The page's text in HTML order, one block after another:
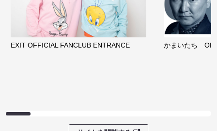
EXIT OFFICIAL FANCLUB ENTRANCE かまいたち